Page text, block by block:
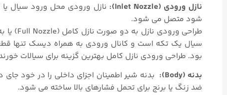
نازل ورودی (Inlet Nozzle):
نازل ورودی محل ورود سیال یا
شود متصل می شود.
سیال یک تکه است و کانال ورودی به همراه دیسک تنها
بود. طراحی ورودی نازل کامل بهترین گزینه برای سیالات
بدنه (Body):
بدنه شیر اطمینان اجزای داخلی را در خود جای
ضد زنگ یا برنج برای تحمل فشارهای بالا ساخته می شود.